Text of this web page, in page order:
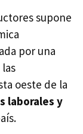
supone
por una
oeste de la
laborales y